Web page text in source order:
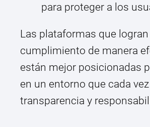
para proteger a los
Las plataformas que logran
cumplimiento de manera
están mejor posicionadas
en un entorno que cada
transparencia y